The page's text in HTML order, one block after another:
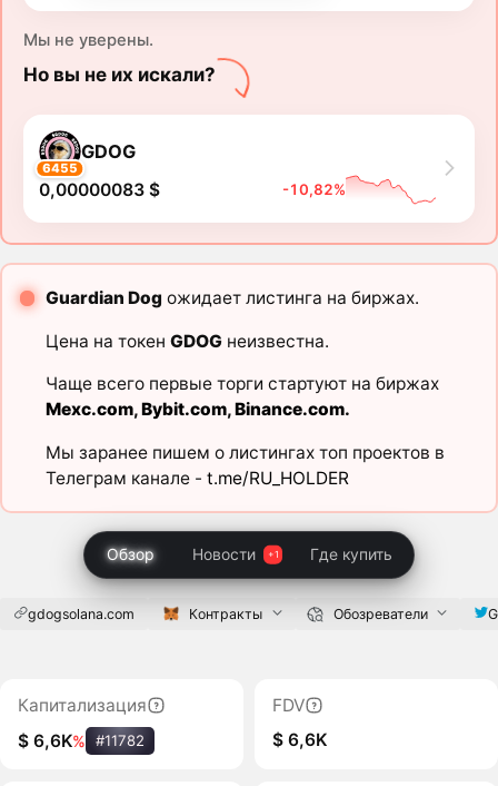
Мы не уверены.
Но вы не их искали?
6455
GDOG
0,00000083 $ -10,82%
Guardian Dog ожидает листинга на биржах.
Цена на токен GDOGнеизвестна.
Чаще всего первые торги стартуют на биржах
Mexc.com,Bybit.com,Binance.com.
Мы заранее пишем о листингах топ проектов в
Телеграм канале - t.me/RU_HOLDER
Обзор Новости Где купить
gdogsolana.com Контракты Обозреватели
Капитализация
$ 6,6K% #11782
FDV
$ 6,6K